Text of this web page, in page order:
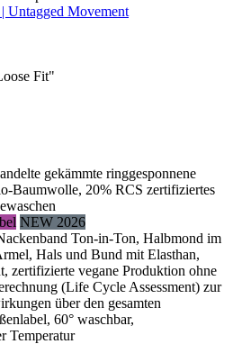
Untagged Movement
Fit"
gekämmte ringgesponnene
Baumwolle, 20% RCS zertifiziertes
NEW 2026
Ton-in-Ton, Halbmond im
Hals und Bund mit Elasthan,
zertifizierte vegane Produktion ohne
(Life Cycle Assessment) zur
über den gesamten
60° waschbar,
Temperatur